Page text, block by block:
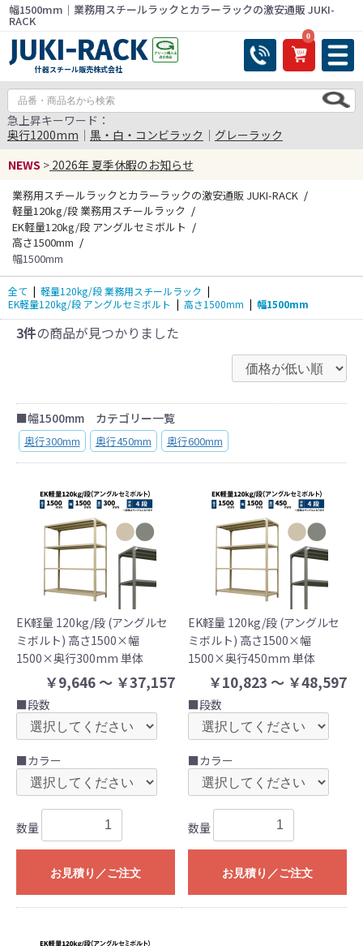
幅1500mm｜業務用スチールラックとカラーラックの激安通販 JUKI-
RACK
什器スチール販売株式会社
0
急上昇キーワード：
奥行1200mm ｜ 黒・白・コンビラック ｜ グレーラック
NEWS > 2026年 夏季休暇のお知らせ
業務用スチールラックとカラーラックの激安通販 JUKI-RACK
軽量120kg/段 業務用スチールラック
EK軽量120kg/段 アングルセミボルト
高さ1500mm
幅1500mm
全て | 軽量120kg/段 業務用スチールラック |
EK軽量120kg/段 アングルセミボルト | 高さ1500mm | 幅1500mm
3件の商品が見つかりました
■幅1500mm カテゴリー一覧
奥行300mm 奥行450mm 奥行600mm
EK軽量 120kg/段 (アングルセ
ミボルト) 高さ1500×幅
1500×奥行300mm 単体
￥9,646 ～ ￥37,157
■段数
■カラー
数量
お見積り／ご注文
EK軽量 120kg/段 (アングルセ
ミボルト) 高さ1500×幅
1500×奥行450mm 単体
￥10,823 ～ ￥48,597
■段数
■カラー
数量
お見積り／ご注文